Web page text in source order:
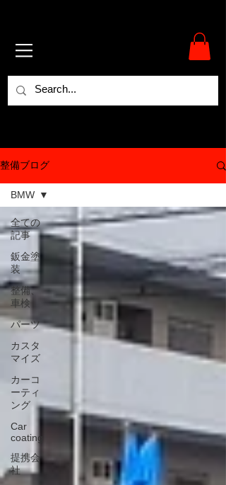
整備ブログ
全ての
記事
鈑金塗
装
整備、
車検
パーツ
カスタ
マイズ
カーコ
ーティ
ング
Car
coating
提携会
社
BMW